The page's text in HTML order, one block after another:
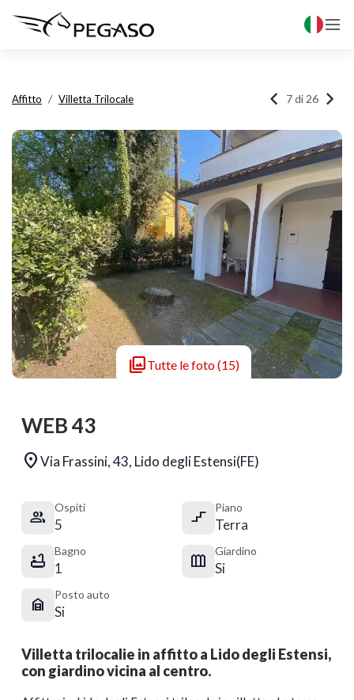

Affitto Villetta Trilocale  7 di 26 
Tutte le foto (15)
WEB 43
Via Frassini, 43, Lido degli Estensi(FE)
 Ospiti
5  Piano
Terra
 Bagno
1  Giardino
Si
 Posto auto
Si
Villetta trilocalie in affitto a Lido degli Estensi,
con giardino vicina al centro.